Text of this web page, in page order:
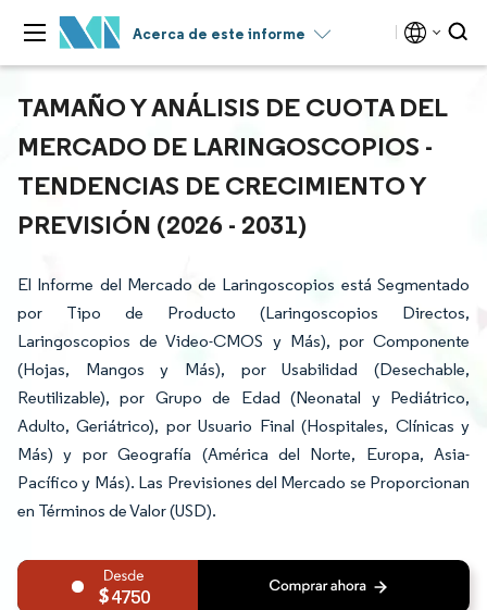
Acerca de este informe
TAMAÑO Y ANÁLISIS DE CUOTA DEL
MERCADO DE LARINGOSCOPIOS -
TENDENCIAS DE CRECIMIENTO Y
PREVISIÓN (2026 - 2031)
El Informe del Mercado de Laringoscopios está Segmentado
por Tipo de Producto (Laringoscopios Directos,
Laringoscopios de Video-CMOS y Más), por Componente
(Hojas, Mangos y Más), por Usabilidad (Desechable,
Reutilizable), por Grupo de Edad (Neonatal y Pediátrico,
Adulto, Geriátrico), por Usuario Final (Hospitales, Clínicas y
Más) y por Geografía (América del Norte, Europa, Asia-
Pacífico y Más). Las Previsiones del Mercado se Proporcionan
en Términos de Valor (USD).
4750